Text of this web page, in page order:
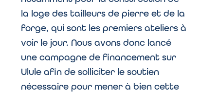
la loge des tailleurs de pierre et de la
forge, qui sont les premiers ateliers à
voir le jour. Nous avons donc lancé
une campagne de financement sur
Ulule afin de solliciter le soutien
nécessaire pour mener à bien cette